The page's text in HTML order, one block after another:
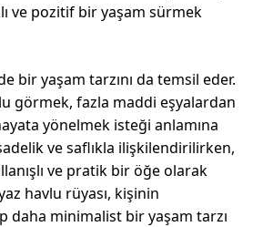
ve pozitif bir yaşam sürmek
bir yaşam tarzını da temsil eder.
görmek, fazla maddi eşyalardan
yönelmek isteği anlamına
ve saflıkla ilişkilendirilirken,
ve pratik bir öğe olarak
havlu rüyası, kişinin
daha minimalist bir yaşam tarzı